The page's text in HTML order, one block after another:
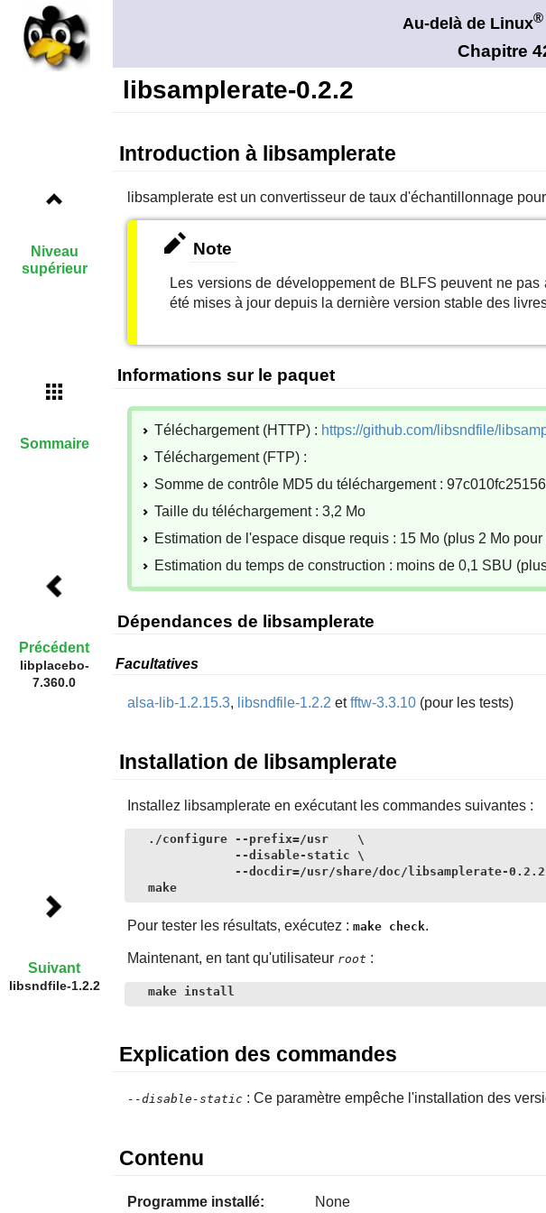
Au-delà de Linux®
Chapitre
libsamplerate-0.2.2
Introduction à libsamplerate
libsamplerateest un convertisseur de taux d'échantillonnage
Note
Les versions de développement de BLFS peuvent ne
été mises à jour depuis la dernière version stable des
Informations sur le paquet
Téléchargement (HTTP) : https://github.com/libsndfile/
Téléchargement (FTP) :
Somme de contrôle MD5 du téléchargement :
Taille du téléchargement : 3,2 Mo
Estimation de l'espace disque requis : 15 Mo (plus 2 Mo pour
Estimation du temps de construction : moins de 0,1 SBU
Dépendances de libsamplerate
Facultatives
alsa-lib-1.2.15.3, libsndfile-1.2.2 etfftw-3.3.10(pour les tests)
Installation de libsamplerate
Installez libsamplerateen exécutant les commandes suivantes :
./configure --prefix=/usr    \
            --disable-static \
--docdir=/usr/share/doc/libsamplerate-
make
Pour tester les résultats, exécutez : make check.
Maintenant, en tant qu'utilisateur root :
make install
Explication des commandes
--disable-static : Ce paramètre empêche l'installation des
Contenu
Programme installé: None
Précédent
libplacebo-
7.360.0
Suivant
libsndfile-1.2.2
Niveau
supérieur
Sommaire